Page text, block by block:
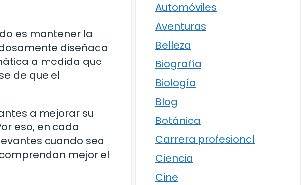
es mantener la
diseñada
a medida que
de que el
a mejorar su
eso, en cada
cuando sea
mejor el
Automóviles
Aventuras
Belleza
Biografía
Biología
Blog
Botánica
Carrera profesional
Ciencia
Cine